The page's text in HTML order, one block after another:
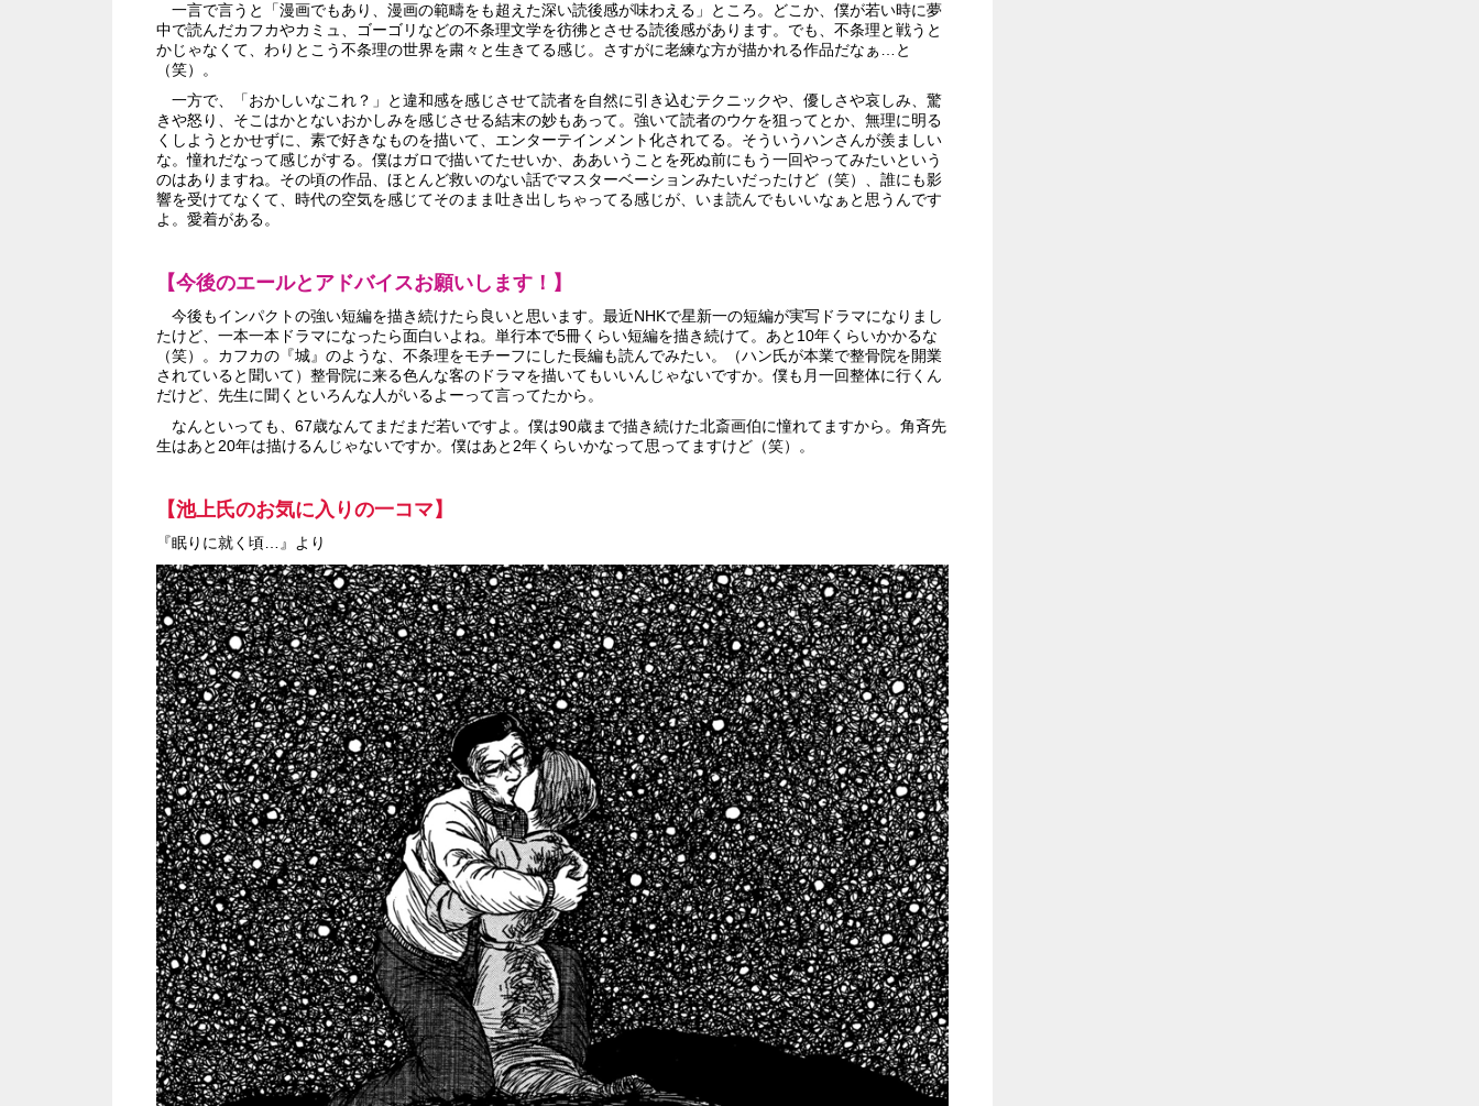
一言で言うと「漫画でもあり、漫画の範疇をも超えた深い読後感が味わえる」ところ。どこか、僕が若い時に夢
中で読んだカフカやカミュ、ゴーゴリなどの不条理文学を彷彿とさせる読後感があります。でも、不条理と戦うと
かじゃなくて、わりとこう不条理の世界を粛々と生きてる感じ。さすがに老練な方が描かれる作品だなぁ…と
（笑）。
一方で、「おかしいなこれ？」と違和感を感じさせて読者を自然に引き込むテクニックや、優しさや哀しみ、驚
きや怒り、そこはかとないおかしみを感じさせる結末の妙もあって。強いて読者のウケを狙ってとか、無理に明る
くしようとかせずに、素で好きなものを描いて、エンターテインメント化されてる。そういうハンさんが羨ましい
な。憧れだなって感じがする。僕はガロで描いてたせいか、ああいうことを死ぬ前にもう一回やってみたいという
のはありますね。その頃の作品、ほとんど救いのない話でマスターベーションみたいだったけど（笑）、誰にも影
響を受けてなくて、時代の空気を感じてそのまま吐き出しちゃってる感じが、いま読んでもいいなぁと思うんです
よ。愛着がある。
【今後のエールとアドバイスお願いします！】
今後もインパクトの強い短編を描き続けたら良いと思います。最近NHKで星新一の短編が実写ドラマになりまし
たけど、一本一本ドラマになったら面白いよね。単行本で5冊くらい短編を描き続けて。あと10年くらいかかるな
（笑）。カフカの『城』のような、不条理をモチーフにした長編も読んでみたい。（ハン氏が本業で整骨院を開業
されていると聞いて）整骨院に来る色んな客のドラマを描いてもいいんじゃないですか。僕も月一回整体に行くん
だけど、先生に聞くといろんな人がいるよーって言ってたから。
なんといっても、67歳なんてまだまだ若いですよ。僕は90歳まで描き続けた北斎画伯に憧れてますから。角斉先
生はあと20年は描けるんじゃないですか。僕はあと2年くらいかなって思ってますけど（笑）。
【池上氏のお気に入りの一コマ】
『眠りに就く頃…』より